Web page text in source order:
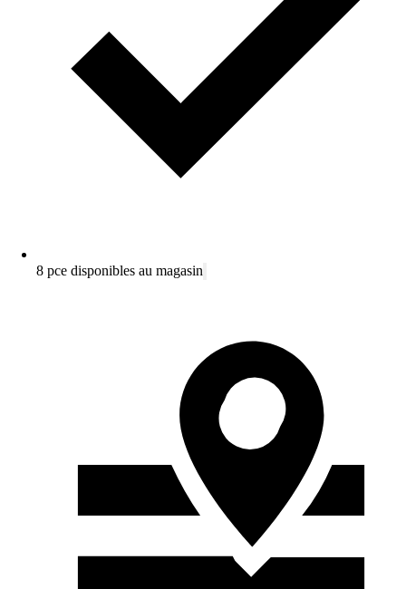
8 pce disponibles au magasin